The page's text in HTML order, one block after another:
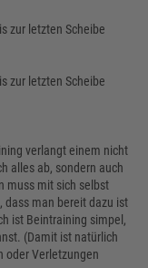
zur letzten Scheibe
zur letzten Scheibe
verlangt einem nicht
alles ab, sondern auch
muss mit sich selbst
dass man bereit dazu ist
ist Beintraining simpel,
(Damit ist natürlich
oder Verletzungen